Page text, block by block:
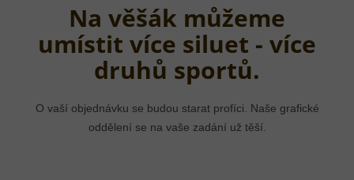
Na věšák můžeme
umístit více siluet - více
druhů sportů.
O vaší objednávku se budou starat profíci. Naše grafické
oddělení se na vaše zadání už těší.